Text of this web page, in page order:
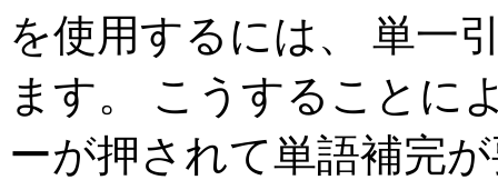
を使用するには、 単一
ます。 こうすることに
ーが押されて単語補完